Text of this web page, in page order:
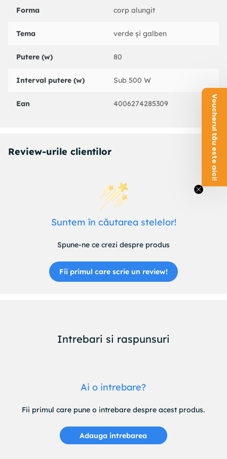
Forma corp alungit
Tema verde și galben
Putere (w) 80
Interval putere (w) Sub 500 W
Ean 4006274285309
Review-urile clientilor
Suntem în căutarea stelelor!
Spune-ne ce crezi despre produs
Fii primul care scrie un review!
Intrebari si raspunsuri
Ai o intrebare?
Fii primul care pune o intrebare despre acest produs.
Adauga intrebarea
Voucherul tău este aici!